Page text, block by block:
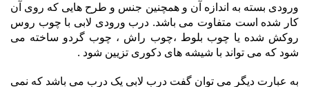
ورودی بسته به اندازه آن و همچنین جنس و طرح هایی که روی آن
کار شده است متفاوت می باشد. درب ورودی لابی با چوب روس
روکش شده یا چوب بلوط ،چوب راش ، چوب گردو ساخته می
شود که می تواند با شیشه های دکوری تزیین شود .
به عبارت دیگر می توان گفت درب لابی یک درب می باشد که نمی